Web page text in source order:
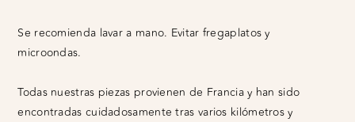
Se recomienda lavar a mano. Evitar fregaplatos y
microondas.
Todas nuestras piezas provienen de Francia y han sido
encontradas cuidadosamente tras varios kilómetros y